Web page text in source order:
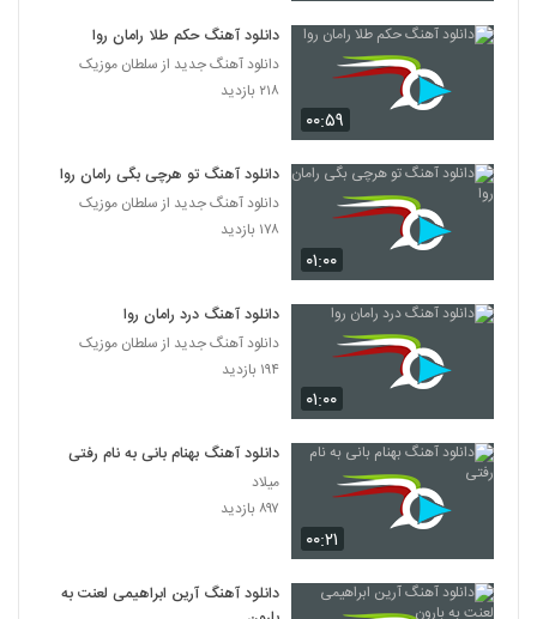
۰۰:۵۹
دانلود آهنگ حکم طلا رامان روا
دانلود آهنگ جدید از سلطان موزیک
۲۱۸ بازدید
۰۱:۰۰
دانلود آهنگ تو هرچی بگی رامان روا
دانلود آهنگ جدید از سلطان موزیک
۱۷۸ بازدید
۰۱:۰۰
دانلود آهنگ درد رامان روا
دانلود آهنگ جدید از سلطان موزیک
۱۹۴ بازدید
۰۰:۲۱
دانلود آهنگ بهنام بانی به نام رفتی
میلاد
۸۹۷ بازدید
دانلود آهنگ آرین ابراهیمی لعنت به